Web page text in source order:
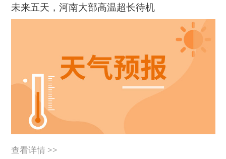
未来五天，河南大部高温超长待机
查看详情 >>